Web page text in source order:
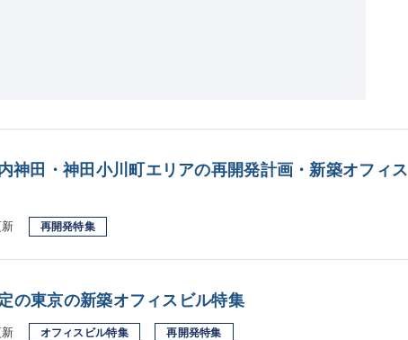
神田・神田小川町エリアの再開発計画・新築オフィス
再開発特集
の東京の新築オフィスビル特集
オフィスビル特集 再開発特集